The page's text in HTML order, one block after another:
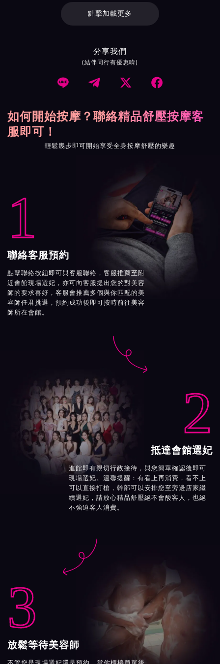
點擊加載更多
分享我們
(結伴同行有優惠唷)
   
如何開始按摩？聯絡精品舒壓按摩客
服即可！
輕鬆幾步即可開始享受全身按摩舒壓的樂趣
1
聯絡客服預約
點擊聯絡按鈕即可與客服聯絡，客服推薦至附
近會館現場選妃，亦可向客服提出您的對美容
師的要求喜好，客服會推薦多個與你匹配的美
容師任君挑選，預約成功後即可按時前往美容
師所在會館。

2
抵達會館選妃
進館即有親切行政接待，與您簡單確認後即可
現場選妃。溫馨提醒：有看上再消費，看不上
可以直接打槍，幹部可以安排您至旁邊店家繼
續選妃，請放心精品舒壓絕不會酸客人，也絕
不強迫客人消費。

3
放鬆等待美容師